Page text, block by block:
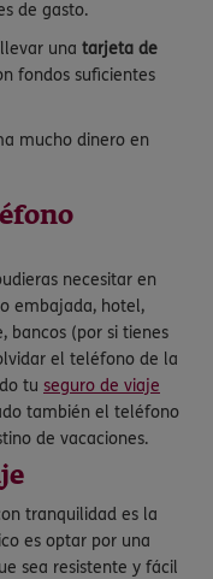
de gasto.
una tarjeta de
fondos suficientes
mucho dinero en
necesitar en
embajada, hotel,
bancos (por si tienes
el teléfono de la
tu seguro de viaje
también el teléfono
de vacaciones.
tranquilidad es la
es optar por una
sea resistente y fácil